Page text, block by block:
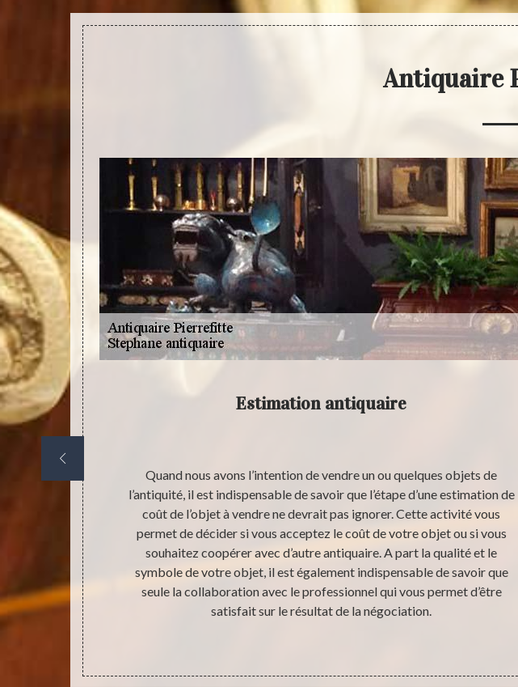
Antiquaire
possédez
de ne pas
Estimation antiquaire
Quand nous avons l’intention de vendre un ou quelques objets de
l’antiquité, il est indispensable de savoir que l’étape d’une estimation de
coût de l’objet à vendre ne devrait pas ignorer. Cette activité vous
permet de décider si vous acceptez le coût de votre objet ou si vous
souhaitez coopérer avec d’autre antiquaire. A part la qualité et le
symbole de votre objet, il est également indispensable de savoir que
seule la collaboration avec le professionnel qui vous permet d’être
satisfait sur le résultat de la négociation.